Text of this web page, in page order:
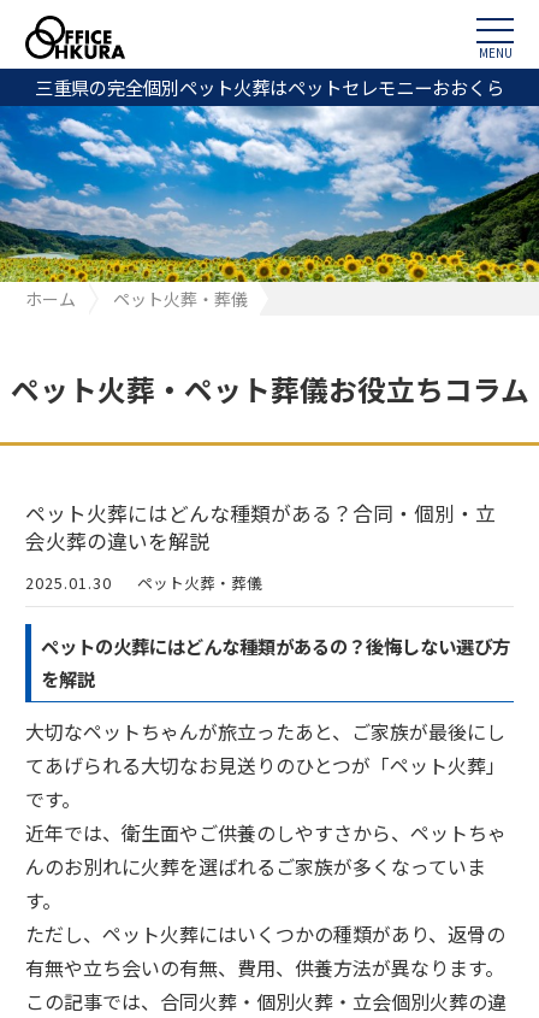
三重県の完全個別ペット火葬はペットセレモニーおおくら
MENU
ホーム
ペット火葬・葬儀
ペット火葬・ペット葬儀お役立ちコラム
ペット火葬にはどんな種類がある？合同・個別・立
会火葬の違いを解説
2025.01.30 ペット火葬・葬儀
ペットの火葬にはどんな種類があるの？後悔しない選び方
を解説
大切なペットちゃんが旅立ったあと、ご家族が最後にし
てあげられる大切なお見送りのひとつが「ペット火葬」
です。
近年では、衛生面やご供養のしやすさから、ペットちゃ
んのお別れに火葬を選ばれるご家族が多くなっていま
す。
ただし、ペット火葬にはいくつかの種類があり、返骨の
有無や立ち会いの有無、費用、供養方法が異なります。
この記事では、合同火葬・個別火葬・立会個別火葬の違